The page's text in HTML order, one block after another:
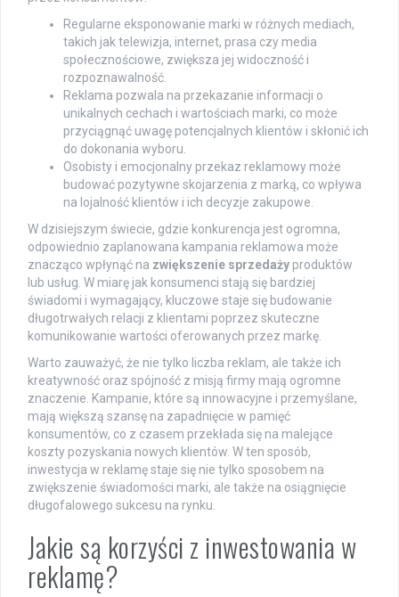
Regularne eksponowanie marki w różnych mediach,
takich jak telewizja, internet, prasa czy media
społecznościowe, zwiększa jej widoczność i
rozpoznawalność.
Reklama pozwala na przekazanie informacji o
unikalnych cechach i wartościach marki, co może
przyciągnąć uwagę potencjalnych klientów i skłonić ich
do dokonania wyboru.
Osobisty i emocjonalny przekaz reklamowy może
budować pozytywne skojarzenia z marką, co wpływa
na lojalność klientów i ich decyzje zakupowe.
W dzisiejszym świecie, gdzie konkurencja jest ogromna,
odpowiednio zaplanowana kampania reklamowa może
znacząco wpłynąć na zwiększenie sprzedaży produktów
lub usług. W miarę jak konsumenci stają się bardziej
świadomi i wymagający, kluczowe staje się budowanie
długotrwałych relacji z klientami poprzez skuteczne
komunikowanie wartości oferowanych przez markę.
Warto zauważyć, że nie tylko liczba reklam, ale także ich
kreatywność oraz spójność z misją firmy mają ogromne
znaczenie. Kampanie, które są innowacyjne i przemyślane,
mają większą szansę na zapadnięcie w pamięć
konsumentów, co z czasem przekłada się na malejące
koszty pozyskania nowych klientów. W ten sposób,
inwestycja w reklamę staje się nie tylko sposobem na
zwiększenie świadomości marki, ale także na osiągnięcie
długofalowego sukcesu na rynku.
Jakie są korzyści z inwestowania w
reklamę?